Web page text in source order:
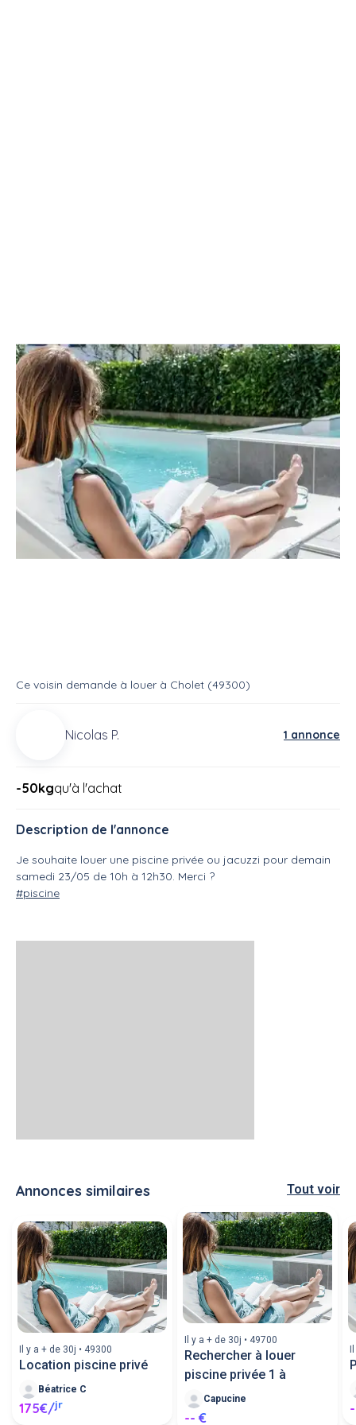
Location Salle Piscine privée
Piscine privée
Location Piscine
Ce voisin demande à louer à Cholet (49300)
Nicolas P. 1 annonce
-50kgqu'à l'achat
Description de l'annonce
Je souhaite louer une piscine privée ou jacuzzi pour demain
samedi 23/05 de 10h à 12h30. Merci ?
#piscine
Annonces similaires Tout voir
Il y a + de 30j • 49300
Location piscine privé
Béatrice C
175€/jr
Il y a + de 30j • 49700
Rechercher à louer
piscine privée 1 à
Capucine
-- €
Il